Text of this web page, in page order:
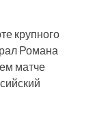
крупного
Романа
матче